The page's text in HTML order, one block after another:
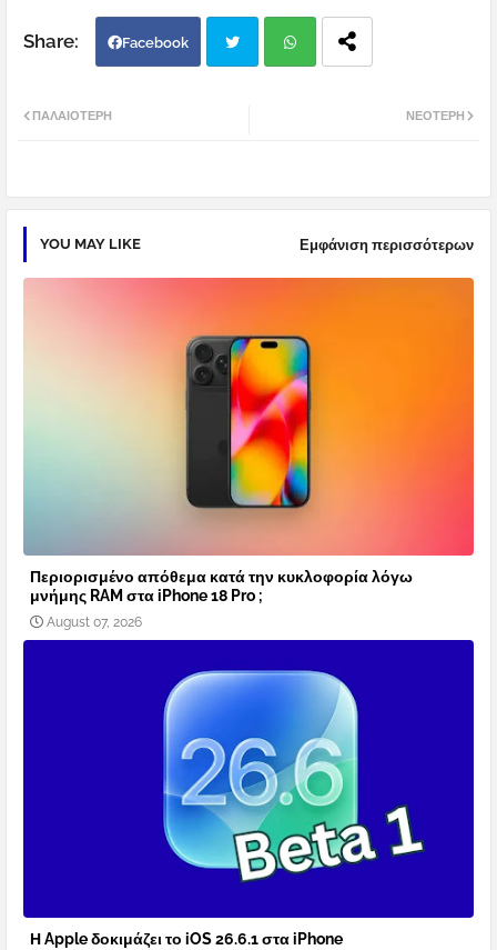
Facebook
pp
ΝΕΌΤΕΡΗ
ΠΑΛΑΙΌΤΕΡΗ
YOU MAY LIKE Εμφάνιση περισσότερων
Περιορισμένο απόθεμα κατά την κυκλοφορία λόγω
μνήμης RAM στα iPhone 18 Pro ;
August 07, 2026
Η Apple δοκιμάζει το iOS 26.6.1 στα iPhone